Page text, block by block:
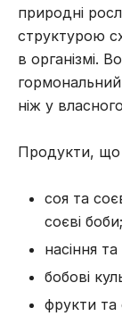
природні
структурою
в організмі.
ніж у
Продукти, що
соя та
соєві боби;
насіння
бобові
фрукти та